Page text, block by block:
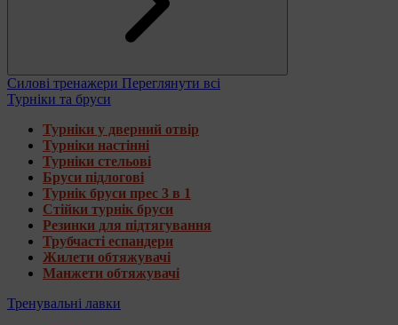
Силові тренажери Переглянути всі
Турніки та бруси
Турніки у дверний отвір
Турніки настінні
Турніки стельові
Бруси підлогові
Турнік бруси прес 3 в 1
Стійки турнік бруси
Резинки для підтягування
Трубчасті еспандери
Жилети обтяжувачі
Манжети обтяжувачі
Тренувальні лавки